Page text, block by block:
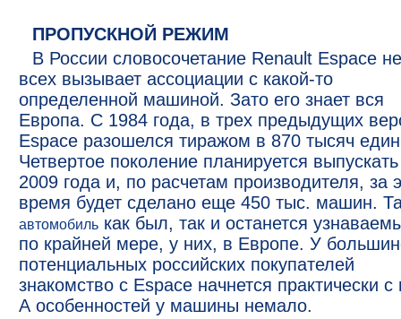
ПРОПУСКНОЙ РЕЖИМ
В России словосочетание Renault Espace
всех вызывает ассоциации с какой-то
определенной машиной. Зато его знает вся
Европа. С 1984 года, в трех предыдущих
Espace разошелся тиражом в 870 тысяч
Четвертое поколение планируется
2009 года и, по расчетам производителя, за
время будет сделано еще 450 тыс. машин.
автомобиль как был, так и останется
по крайней мере, у них, в Европе. У
потенциальных российских покупателей
знакомство с Espace начнется практически с
А особенностей у машины немало.